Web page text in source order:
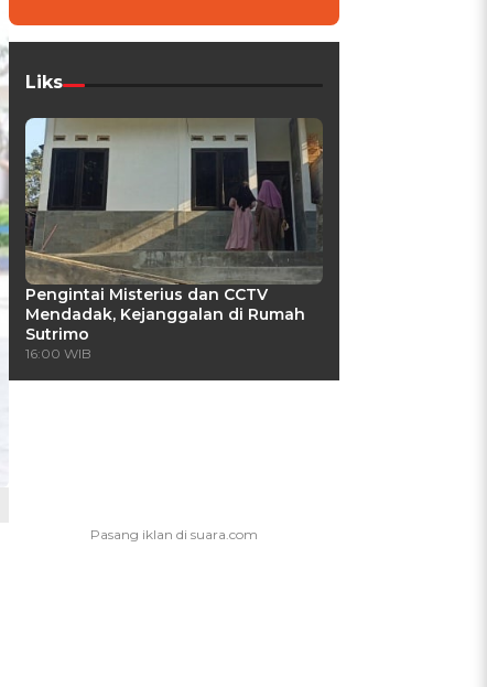
Liks
Pengintai Misterius dan CCTV
Mendadak, Kejanggalan di Rumah
Sutrimo
16:00 WIB